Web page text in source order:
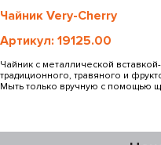
Чайник Very-Cherry
Артикул: 19125.00
Чайник с металлической
традиционного, травяного и
Мыть только вручную с помощью